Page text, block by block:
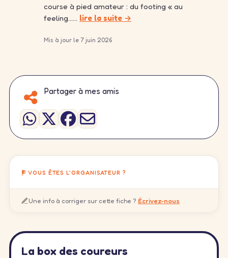
course à pied amateur : du footing « au
feeling…… lire la suite →
Mis à jour le 7 juin 2026
Partager à mes amis
VOUS ÊTES L'ORGANISATEUR ?
Une info à corriger sur cette fiche ? Écrivez-nous
La box des coureurs